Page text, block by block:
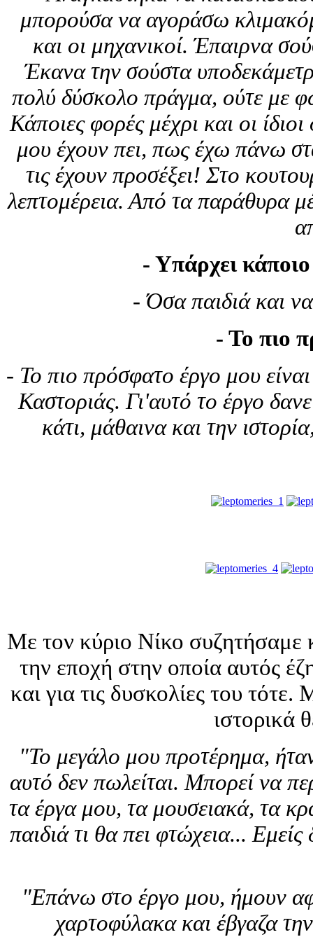
μπορούσα να αγοράσω
και οι μηχανικοί. Έπαιρνα
Έκανα την σούστα
πολύ δύσκολο πράγμα, ούτε με
Κάποιες φορές μέχρι και οι
μου έχουν πει, πως έχω πάνω
τις έχουν προσέξει! Στο
λεπτομέρεια. Από τα παράθυρα
- Υπάρχει
- Όσα παιδιά και
- Το πιο
- Το πιο πρόσφατο έργο μου
Καστοριάς. Γι'αυτό το έργο
κάτι, μάθαινα και την
Με τον κύριο Νίκο συζητήσαμε
την εποχή στην οποία αυτός
και για τις δυσκολίες του
ιστορικά
"Το μεγάλο μου προτέρημα,
αυτό δεν πωλείται. Μπορεί να
τα έργα μου, τα μουσειακά, τα
παιδιά τι θα πει φτώχεια...
"Επάνω στο έργο μου, ήμουν
χαρτοφύλακα και έβγαζα